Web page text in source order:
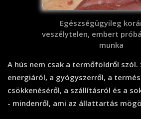
Egészségügyileg
veszélytelen, embert
munka
A hús nem csak a termőföldről szól.
energiáról, a gyógyszerről, a
csökkenéséről, a szállításról és a
- mindenről, ami az állattartás